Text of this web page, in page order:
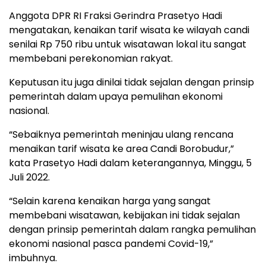
Anggota DPR RI Fraksi Gerindra Prasetyo Hadi
mengatakan, kenaikan tarif wisata ke wilayah candi
senilai Rp 750 ribu untuk wisatawan lokal itu sangat
membebani perekonomian rakyat.
Keputusan itu juga dinilai tidak sejalan dengan prinsip
pemerintah dalam upaya pemulihan ekonomi
nasional.
“Sebaiknya pemerintah meninjau ulang rencana
menaikan tarif wisata ke area Candi Borobudur,”
kata Prasetyo Hadi dalam keterangannya, Minggu, 5
Juli 2022.
“Selain karena kenaikan harga yang sangat
membebani wisatawan, kebijakan ini tidak sejalan
dengan prinsip pemerintah dalam rangka pemulihan
ekonomi nasional pasca pandemi Covid-19,”
imbuhnya.